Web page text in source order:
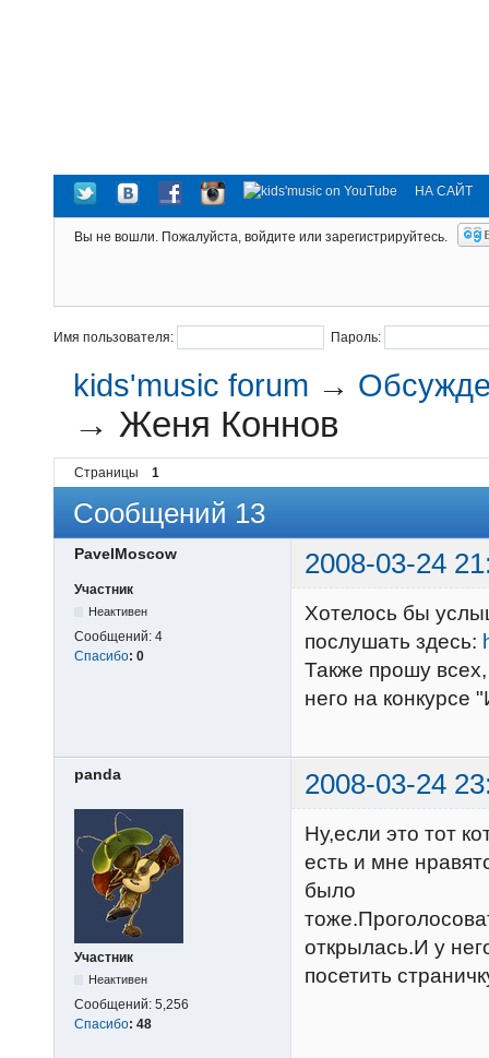
НА САЙТ
Вы не вошли. Пожалуйста, войдите или зарегистрируйтесь.
Имя пользователя: Пароль:
kids'music forum →
→ Женя Коннов
Страницы 1
Сообщений 13
PavelMoscow 2008-03-24
Участник
Неактивен
Сообщений: 4
Спасибо: 0
Хотелось бы
послушать здесь:
Также прошу
него на конкурсе
panda 2008-03-24
Участник
Неактивен
Сообщений: 5,256
Спасибо: 48
Ну,если это тот
есть и мне
было
открылась.И у
посетить